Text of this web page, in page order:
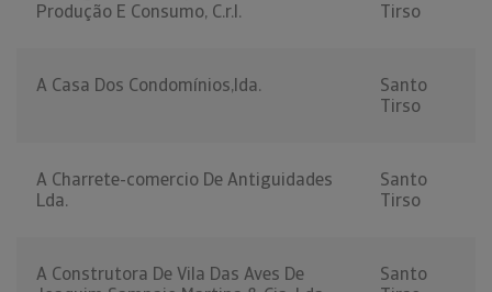
Produção E Consumo, C.r.l.
Tirso
A Casa Dos Condomínios,lda.
Santo
Tirso
A Charrete-comercio De Antiguidades
Lda.
Santo
Tirso
A Construtora De Vila Das Aves De
Santo